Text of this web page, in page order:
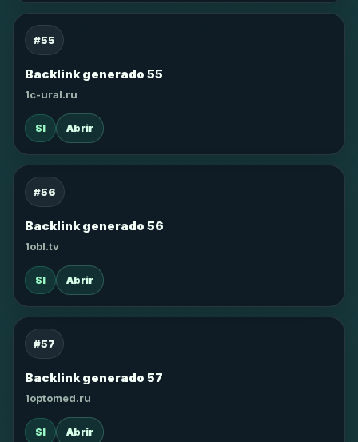
#55
Backlink generado 55
1c-ural.ru
SI Abrir
#56
Backlink generado 56
1obl.tv
SI Abrir
#57
Backlink generado 57
1optomed.ru
SI Abrir